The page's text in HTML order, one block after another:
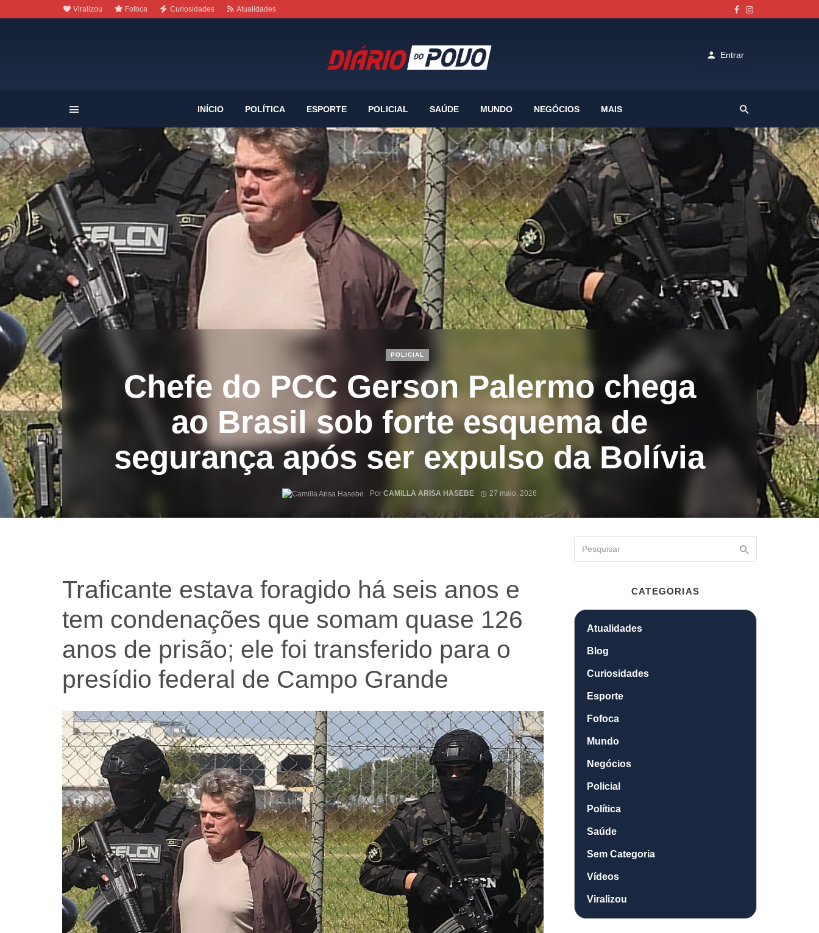
Viralizou Fofoca Curiosidades Atualidades
Entrar
INÍCIO POLÍTICA ESPORTE POLICIAL SAÚDE MUNDO NEGÓCIOS MAIS
POLICIAL
Chefe do PCC Gerson Palermo chega
ao Brasil sob forte esquema de
segurança após ser expulso da Bolívia
Por CAMILLA ARISA HASEBE 27 maio, 2026
Traficante estava foragido há seis anos e
tem condenações que somam quase 126
anos de prisão; ele foi transferido para o
presídio federal de Campo Grande
CATEGORIAS
Atualidades
Blog
Curiosidades
Esporte
Fofoca
Mundo
Negócios
Policial
Política
Saúde
Sem Categoria
Vídeos
Viralizou